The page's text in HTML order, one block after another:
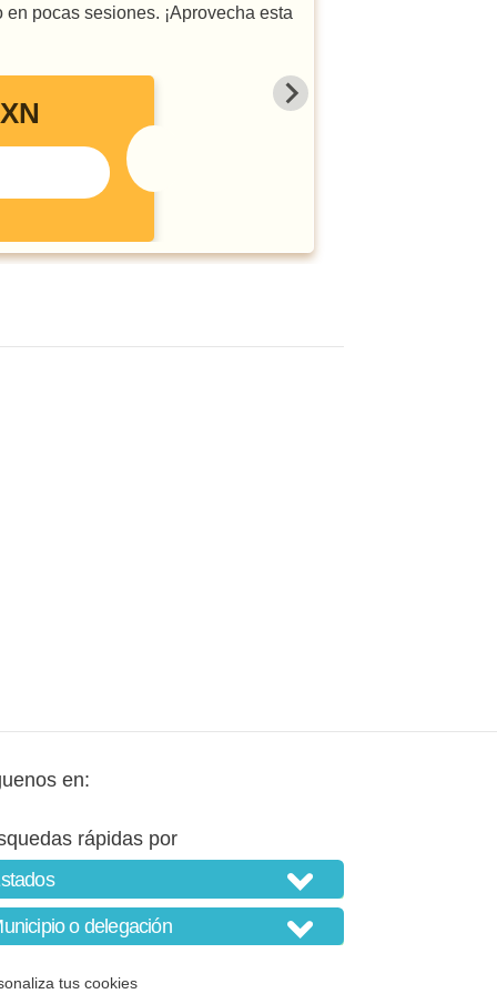
pocas sesiones. ¡Aprovecha esta
en:
rápidas por
tus cookies